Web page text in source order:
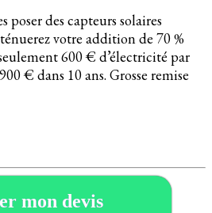
poser des capteurs solaires
votre addition de 70 %
600 € d’électricité par
€ dans 10 ans. Grosse remise
mon devis